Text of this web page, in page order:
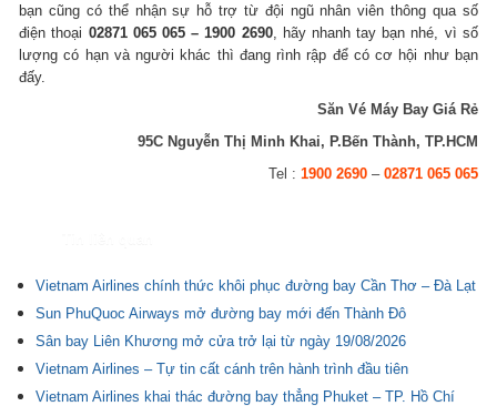
bạn cũng có thể nhận sự hỗ trợ từ đội ngũ nhân viên thông qua số
điện thoại 02871 065 065 – 1900 2690, hãy nhanh tay bạn nhé, vì số
lượng có hạn và người khác thì đang rình rập để có cơ hội như bạn
đấy.
Săn Vé Máy Bay Giá Rẻ
95C Nguyễn Thị Minh Khai, P.Bến Thành, TP.HCM
Tel : 1900 2690– 02871 065 065
Vietnam Airlines chính thức khôi phục đường bay Cần Thơ – Đà Lạt
Sun PhuQuoc Airways mở đường bay mới đến Thành Đô
Sân bay Liên Khương mở cửa trở lại từ ngày 19/08/2026
Vietnam Airlines – Tự tin cất cánh trên hành trình đầu tiên
Vietnam Airlines khai thác đường bay thẳng Phuket – TP. Hồ Chí